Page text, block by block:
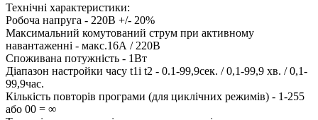
Технічні характеристики:
Робоча напруга - 220В +/- 20%
Максимальний комутований струм при активному
навантаженні - макс.16А / 220В
Споживана потужність - 1Вт
Діапазон настройки часу t1і t2 - 0.1-99,9сек. / 0,1-99,9 хв. / 0,1-
99,9час.
Кількість повторів програми (для циклічних режимів) - 1-255
або 00 = ∞